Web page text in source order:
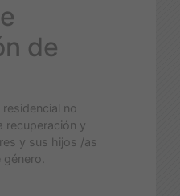
de
no
recuperación y
y sus hijos /as